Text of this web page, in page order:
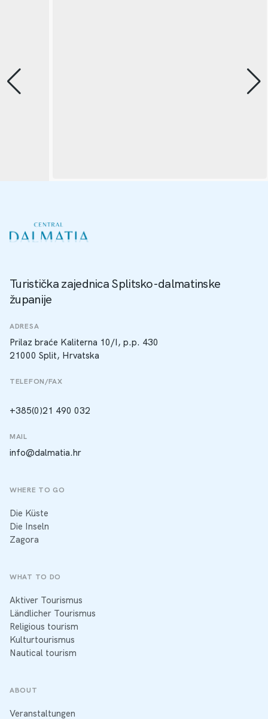
Turistička zajednica Splitsko-dalmatinske
županije
ADRESA
Prilaz braće Kaliterna 10/I, p.p. 430
21000 Split, Hrvatska
TELEFON/FAX
+385(0)21 490 032
MAIL
info@dalmatia.hr
WHERE TO GO
Die Küste
Die Inseln
Zagora
WHAT TO DO
Aktiver Tourismus
Ländlicher Tourismus
Religious tourism
Kulturtourismus
Nautical tourism
ABOUT
Veranstaltungen